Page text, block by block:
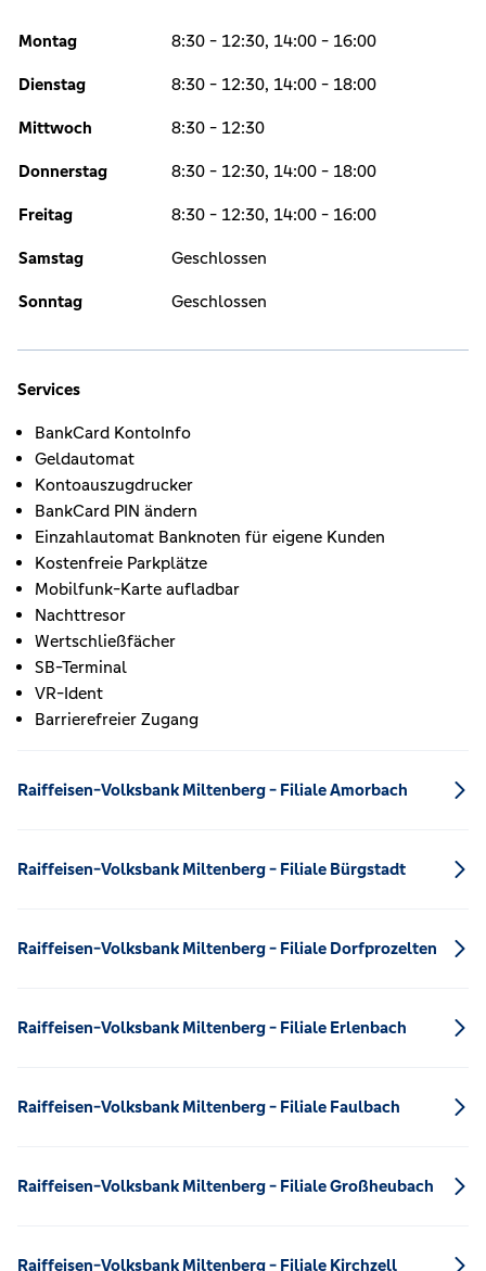
Montag 8:30 - 12:30, 14:00 - 16:00
Dienstag 8:30 - 12:30, 14:00 - 18:00
Mittwoch 8:30 - 12:30
Donnerstag 8:30 - 12:30, 14:00 - 18:00
Freitag 8:30 - 12:30, 14:00 - 16:00
Samstag Geschlossen
Sonntag Geschlossen
Services
BankCard KontoInfo
Geldautomat
Kontoauszugdrucker
BankCard PIN ändern
Einzahlautomat Banknoten für eigene Kunden
Kostenfreie Parkplätze
Mobilfunk-Karte aufladbar
Nachttresor
Wertschließfächer
SB-Terminal
VR-Ident
Barrierefreier Zugang
Raiffeisen-Volksbank Miltenberg - Filiale Amorbach
Raiffeisen-Volksbank Miltenberg - Filiale Bürgstadt
Raiffeisen-Volksbank Miltenberg - Filiale Dorfprozelten
Raiffeisen-Volksbank Miltenberg - Filiale Erlenbach
Raiffeisen-Volksbank Miltenberg - Filiale Faulbach
Raiffeisen-Volksbank Miltenberg - Filiale Großheubach
Raiffeisen-Volksbank Miltenberg - Filiale Kirchzell